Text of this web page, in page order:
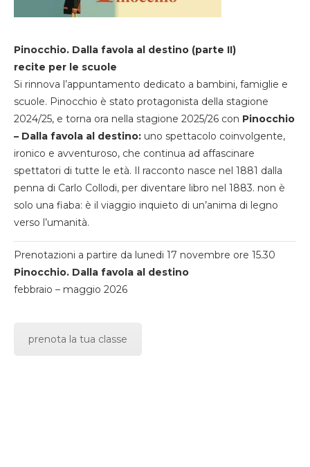
Pinocchio. Dalla favola al destino (parte II)
recite per le scuole
Si rinnova l’appuntamento dedicato a bambini, famiglie e
scuole. Pinocchio è stato protagonista della stagione
2024/25, e torna ora nella stagione 2025/26 con Pinocchio
– Dalla favola al destino: uno spettacolo coinvolgente,
ironico e avventuroso, che continua ad affascinare
spettatori di tutte le età. Il racconto nasce nel 1881 dalla
penna di Carlo Collodi, per diventare libro nel 1883. non è
solo una fiaba: è il viaggio inquieto di un’anima di legno
verso l’umanità.
Prenotazioni a partire da lunedi 17 novembre ore 15.30
Pinocchio. Dalla favola al destino
febbraio – maggio 2026
prenota la tua classe